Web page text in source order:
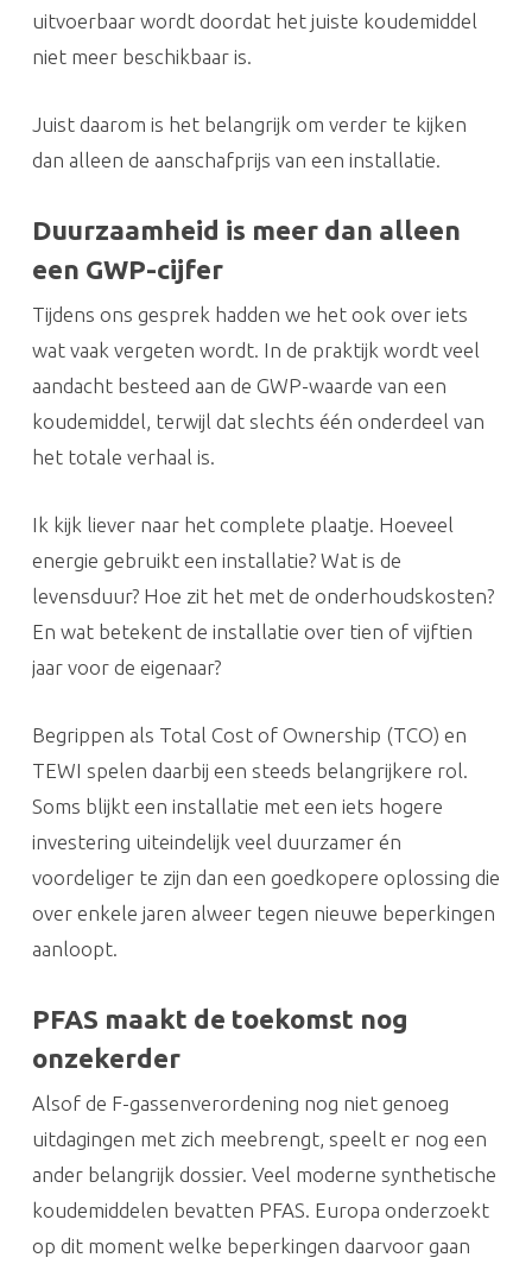
uitvoerbaar wordt doordat het juiste koudemiddel
niet meer beschikbaar is.
Juist daarom is het belangrijk om verder te kijken
dan alleen de aanschafprijs van een installatie.
Duurzaamheid is meer dan alleen
een GWP-cijfer
Tijdens ons gesprek hadden we het ook over iets
wat vaak vergeten wordt. In de praktijk wordt veel
aandacht besteed aan de GWP-waarde van een
koudemiddel, terwijl dat slechts één onderdeel van
het totale verhaal is.
Ik kijk liever naar het complete plaatje. Hoeveel
energie gebruikt een installatie? Wat is de
levensduur? Hoe zit het met de onderhoudskosten?
En wat betekent de installatie over tien of vijftien
jaar voor de eigenaar?
Begrippen als Total Cost of Ownership (TCO) en
TEWI spelen daarbij een steeds belangrijkere rol.
Soms blijkt een installatie met een iets hogere
investering uiteindelijk veel duurzamer én
voordeliger te zijn dan een goedkopere oplossing die
over enkele jaren alweer tegen nieuwe beperkingen
aanloopt.
PFAS maakt de toekomst nog
onzekerder
Alsof de F-gassenverordening nog niet genoeg
uitdagingen met zich meebrengt, speelt er nog een
ander belangrijk dossier. Veel moderne synthetische
koudemiddelen bevatten PFAS. Europa onderzoekt
op dit moment welke beperkingen daarvoor gaan